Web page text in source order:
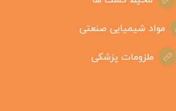
مواد شیمیایی صنعتی
ملزومات پزشکی